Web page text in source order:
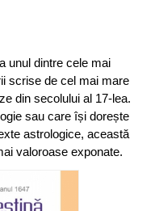
unul dintre cele mai
scrise de cel mai mare
din secolului al 17-lea.
sau care își dorește
astrologice, această
valoroase exponate.